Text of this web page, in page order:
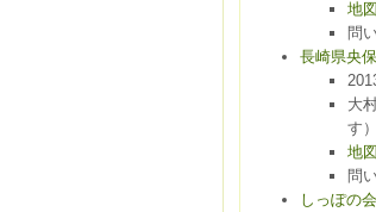
地
問
長崎県央
大
す）
地
問
しっぽの会